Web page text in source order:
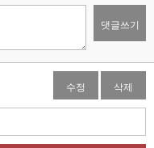
댓글쓰기
수정 삭제